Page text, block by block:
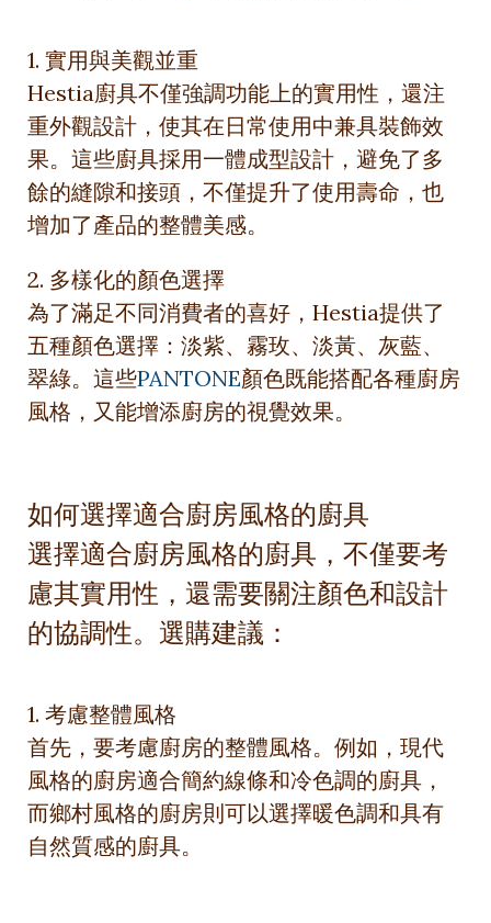
1. 實用與美觀並重
Hestia廚具不僅強調功能上的實用性，還注
重外觀設計，使其在日常使用中兼具裝飾效
果。這些廚具採用一體成型設計，避免了多
餘的縫隙和接頭，不僅提升了使用壽命，也
增加了產品的整體美感。
2. 多樣化的顏色選擇
為了滿足不同消費者的喜好，Hestia提供了
五種顏色選擇：淡紫、霧玫、淡黃、灰藍、
翠綠。這些PANTONE顏色既能搭配各種廚房
風格，又能增添廚房的視覺效果。
如何選擇適合廚房風格的廚具
選擇適合廚房風格的廚具，不僅要考
慮其實用性，還需要關注顏色和設計
的協調性。選購建議：
1. 考慮整體風格
首先，要考慮廚房的整體風格。例如，現代
風格的廚房適合簡約線條和冷色調的廚具，
而鄉村風格的廚房則可以選擇暖色調和具有
自然質感的廚具。